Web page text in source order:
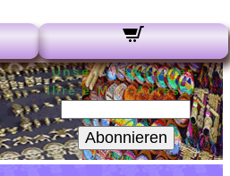
Unsere Newsletter:
Ihre e-Mail-Adresse:
Abonnieren